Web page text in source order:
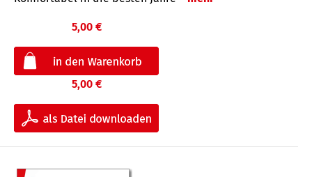
5,00 €
5,00 €